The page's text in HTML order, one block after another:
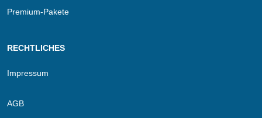
Premium-Pakete
RECHTLICHES
Impressum
AGB